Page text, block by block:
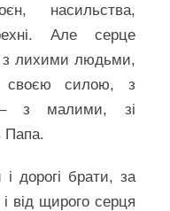
насильства,
Але серце
з лихими людьми,
своєю силою, з
з малими, зі
Папа.
дорогі брати, за
від щирого серця